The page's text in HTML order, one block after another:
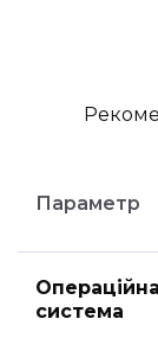
Параметр
Операційна
система